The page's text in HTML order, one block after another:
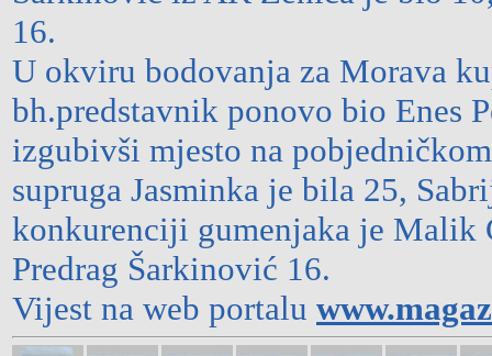
16.
U okviru bodovanja za Morava
bh.predstavnik ponovo bio Enes
izgubivši mjesto na
supruga Jasminka je bila 25,
konkurenciji gumenjaka je Malik
Predrag Šarkinović 16.
Vijest na web portalu